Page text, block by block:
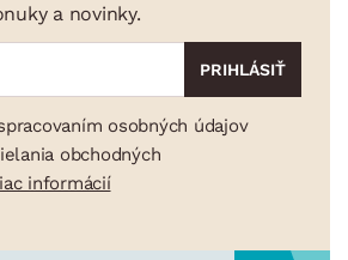
a novinky.
osobných údajov
obchodných
informácií